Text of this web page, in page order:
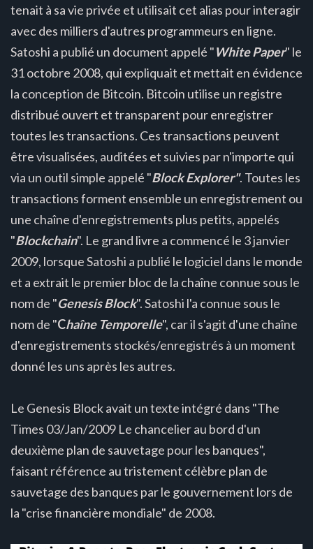
tenait à sa vie privée et utilisait cet alias pour interagir
avec des milliers d'autres programmeurs en ligne.
Satoshi a publié un document appelé "White Paper" le
31 octobre 2008, qui expliquait et mettait en évidence
la conception de Bitcoin. Bitcoin utilise un registre
distribué ouvert et transparent pour enregistrer
toutes les transactions. Ces transactions peuvent
être visualisées, auditées et suivies par n'importe qui
via un outil simple appelé "Block Explorer". Toutes les
transactions forment ensemble un enregistrement ou
une chaîne d'enregistrements plus petits, appelés
"Blockchain". Le grand livre a commencé le 3 janvier
2009, lorsque Satoshi a publié le logiciel dans le monde
et a extrait le premier bloc de la chaîne connue sous le
nom de "Genesis Block". Satoshi l'a connue sous le
nom de "Chaîne Temporelle", car il s'agit d'une chaîne
d'enregistrements stockés/enregistrés à un moment
donné les uns après les autres.
Le Genesis Block avait un texte intégré dans "The
Times 03/Jan/2009 Le chancelier au bord d'un
deuxième plan de sauvetage pour les banques",
faisant référence au tristement célèbre plan de
sauvetage des banques par le gouvernement lors de
la "crise financière mondiale" de 2008.